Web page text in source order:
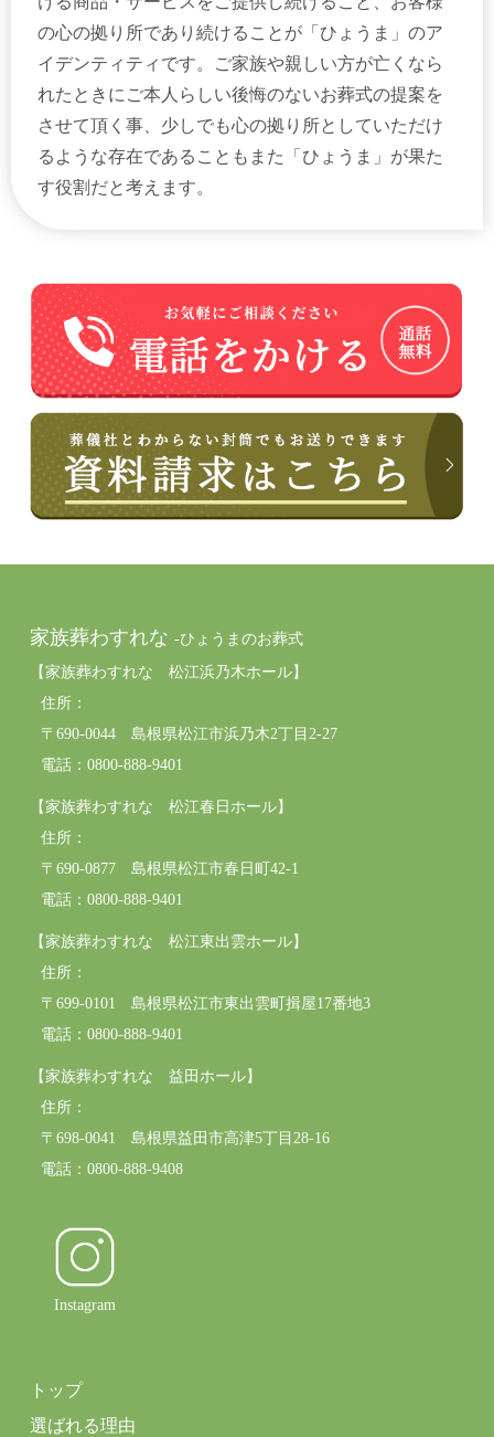
の心の拠り所であり続けることが「ひょうま」のア
イデンティティです。ご家族や親しい方が亡くなら
れたときにご本人らしい後悔のないお葬式の提案を
させて頂く事、少しでも心の拠り所としていただけ
るような存在であることもまた「ひょうま」が果た
す役割だと考えます。
家族葬わすれな -ひょうまのお葬式
【家族葬わすれな 松江浜乃木ホール】
住所：
〒690-0044 島根県松江市浜乃木2丁目2-27
電話：0800-888-9401
【家族葬わすれな 松江春日ホール】
住所：
〒690-0877 島根県松江市春日町42-1
電話：0800-888-9401
【家族葬わすれな 松江東出雲ホール】
住所：
〒699-0101 島根県松江市東出雲町揖屋17番地3
電話：0800-888-9401
【家族葬わすれな 益田ホール】
住所：
〒698-0041 島根県益田市高津5丁目28-16
電話：0800-888-9408
Instagram
トップ
選ばれる理由